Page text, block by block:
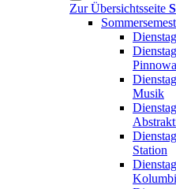
Zur Übersichtsseite
Musik
Station